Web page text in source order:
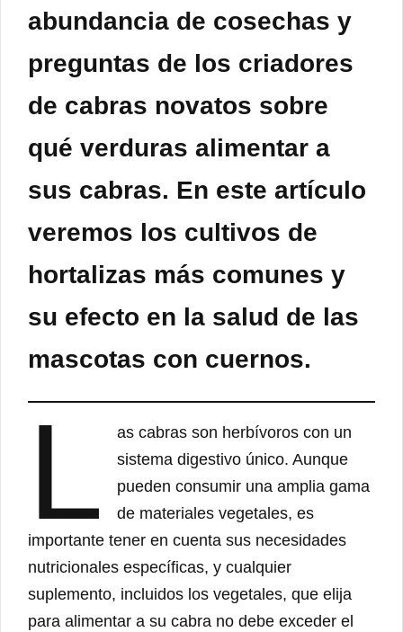
abundancia de cosechas y
preguntas de los criadores
de cabras novatos sobre
qué verduras alimentar a
sus cabras. En este artículo
veremos los cultivos de
hortalizas más comunes y
su efecto en la salud de las
mascotas con cuernos.
L
as cabras son herbívoros con un
sistema digestivo único. Aunque
pueden consumir una amplia gama
de materiales vegetales, es
importante tener en cuenta sus necesidades
nutricionales específicas, y cualquier
suplemento, incluidos los vegetales, que elija
para alimentar a su cabra no debe exceder el